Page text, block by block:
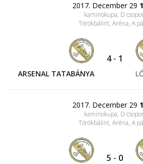
2017. December 29
kaminokupa, D
Törökbálint, Aréna, A
ARSENAL TATABÁNYA
4- 1
2017. December 29
kaminokupa, D
Törökbálint, Aréna, A
5 - 0